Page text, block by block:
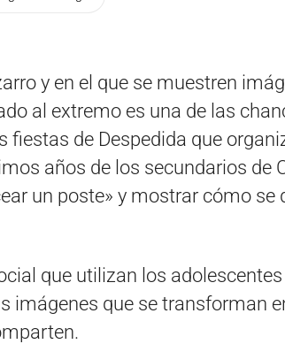
y en el que se muestren
al extremo es una de las
fiestas de Despedida que
años de los secundarios de
un poste» y mostrar cómo se
que utilizan los
imágenes que se transforman